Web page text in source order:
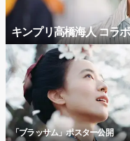
キンプリ高橋海人 コラ
「ブラッサム」ポスター公開